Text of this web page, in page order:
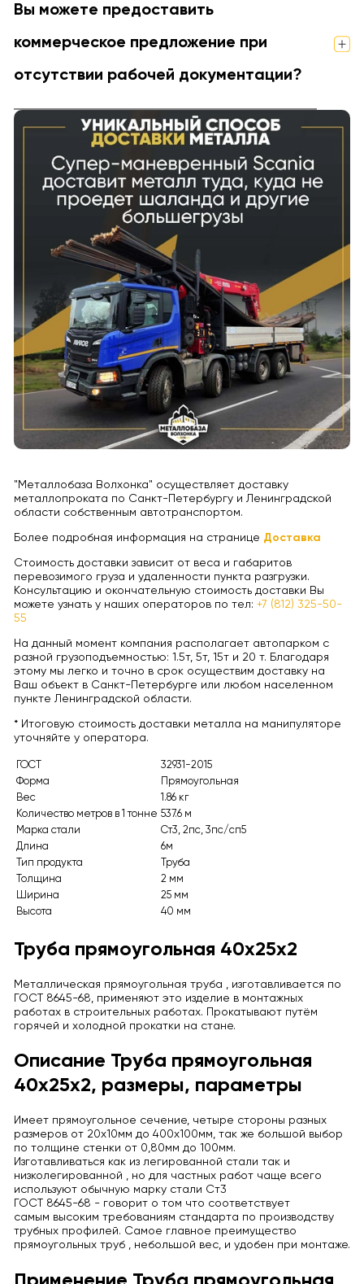
Вы можете предоставить
коммерческое предложение при
отсутствии рабочей документации?
"Металлобаза Волхонка" осуществляет доставку
металлопроката по Санкт-Петербургу и Ленинградской
области собственным автотранспортом.
Более подробная информация на странице Доставка
Стоимость доставки зависит от веса и габаритов
перевозимого груза и удаленности пункта разгрузки.
Консультацию и окончательную стоимость доставки Вы
можете узнать у наших операторов по тел: +7 (812) 325-50-
55
На данный момент компания располагает автопарком с
разной грузоподъемностью: 1.5т, 5т, 15т и 20 т. Благодаря
этому мы легко и точно в срок осуществим доставку на
Ваш объект в Санкт-Петербурге или любом населенном
пункте Ленинградской области.
* Итоговую стоимость доставки металла на манипуляторе
уточняйте у оператора.
ГОСТ
32931-2015
Форма
Прямоугольная
Вес
1.86 кг
Количество метров в 1 тонне 537.6 м
Марка стали
Ст3, 2пс, 3пс/сп5
Длина
6м
Тип продукта
Труба
Толщина
2 мм
Ширина
25 мм
Высота
40 мм
Труба прямоугольная 40х25х2
Металлическая прямоугольная труба , изготавливается по
ГОСТ 8645-68, применяют это изделие в монтажных
работах в строительных работах. Прокатывают путём
горячей и холодной прокатки на стане.
Описание Труба прямоугольная
40х25х2, размеры, параметры
Имеет прямоугольное сечение, четыре стороны разных
размеров от 20х10мм до 400х100мм, так же большой выбор
по толщине стенки от 0,80мм до 100мм.
Изготавливаться как из легированной стали так и
низколегированной , но для частных работ чаще всего
используют обычную марку стали Ст3
ГОСТ 8645-68 - говорит о том что соответствует
самым высоким требованиям стандарта по производству
трубных профилей. Самое главное преимущество
прямоугольных труб , небольшой вес, и удобен при монтаже.